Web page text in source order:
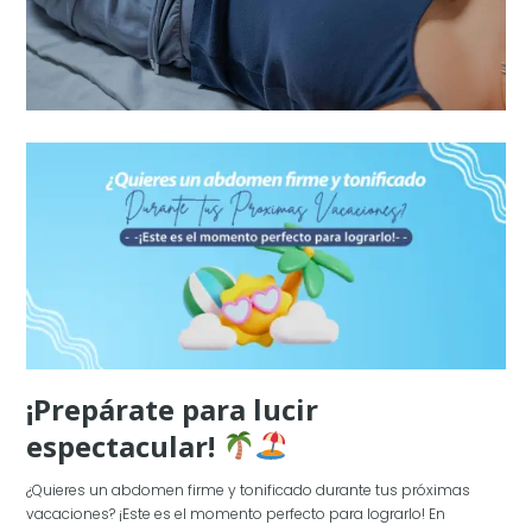
¡Prepárate para lucir
espectacular!
¿Quieres un abdomen firme y tonificado durante tus próximas
vacaciones? ¡Este es el momento perfecto para lograrlo! En